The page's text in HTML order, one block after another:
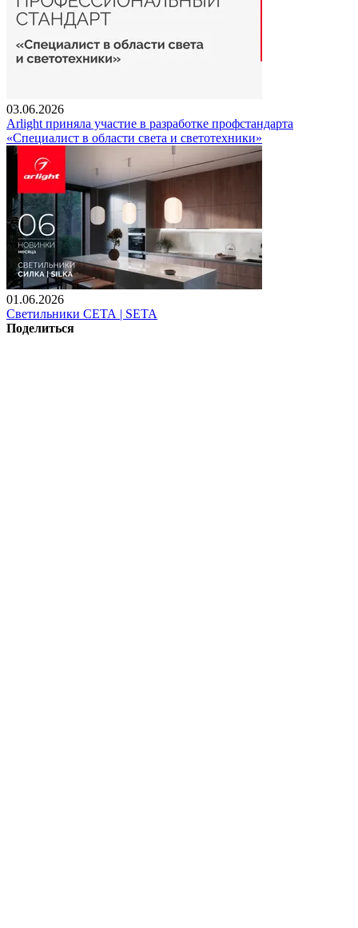
03.06.2026
Arlight приняла участие в разработке профстандарта
«Специалист в области света и светотехники»
01.06.2026
Светильники СЕТА | SETA
Поделиться